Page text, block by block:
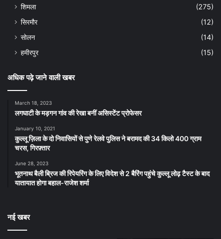
शिमला
(275)
सिरमौर
(12)
सोलन
(14)
हमीरपुर
(15)
अधिक पढ़े जाने वाली खबर
March 18, 2023
लगघाटी के मड़गन गांव की रेखा बनीं असिस्टेंट प्रोफेसर
January 10, 2021
कुल्लू ज़िला के दो निवासियों से पुणे रेलवे पुलिस ने बरामद की 34 किलो 400 ग्राम
चरस, गिरफ़्तार
June 28, 2023
भूतनाथ बैली ब्रिज की रिपेयरिंग के लिए विदेश से 2 बैरिंग पहुंचे कुल्लू लोढ़ टैस्ट के बाद
यातायात होगा बहाल-राजेश शर्मा
नई खबर